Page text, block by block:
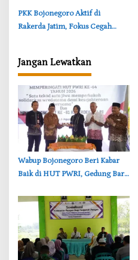
Tata Kelola
PKK Bojonegoro Aktif di
Rakerda Jatim, Fokus Cegah
Jangan Lewatkan
‎Wabup Bojonegoro Beri Kabar
Baik di HUT PWRI, Gedung Baru